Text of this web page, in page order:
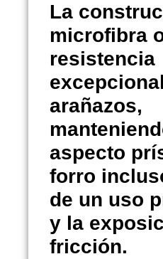
La
microfibra
resistencia
arañazos,
aspecto
forro
de un uso
y la
fricción.